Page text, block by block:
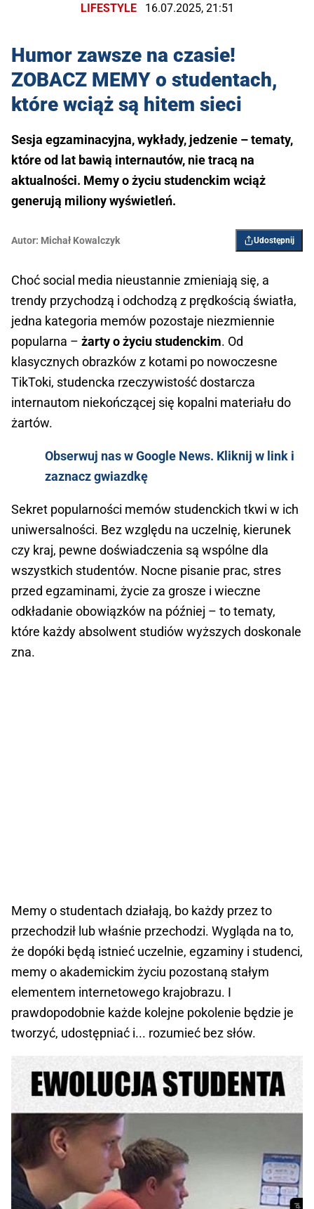
LIFESTYLE 16.07.2025, 21:51
Humor zawsze na czasie!
ZOBACZ MEMY o studentach,
które wciąż są hitem sieci
Sesja egzaminacyjna, wykłady, jedzenie – tematy,
które od lat bawią internautów, nie tracą na
aktualności. Memy o życiu studenckim wciąż
generują miliony wyświetleń.
Autor: Michał Kowalczyk Udostępnij
Choć social media nieustannie zmieniają się, a
trendy przychodzą i odchodzą z prędkością światła,
jedna kategoria memów pozostaje niezmiennie
popularna – żarty o życiu studenckim. Od
klasycznych obrazków z kotami po nowoczesne
TikToki, studencka rzeczywistość dostarcza
internautom niekończącej się kopalni materiału do
żartów.
Obserwuj nas w Google News. Kliknij w link i
zaznacz gwiazdkę
Sekret popularności memów studenckich tkwi w ich
uniwersalności. Bez względu na uczelnię, kierunek
czy kraj, pewne doświadczenia są wspólne dla
wszystkich studentów. Nocne pisanie prac, stres
przed egzaminami, życie za grosze i wieczne
odkładanie obowiązków na później – to tematy,
które każdy absolwent studiów wyższych doskonale
zna.
Memy o studentach działają, bo każdy przez to
przechodził lub właśnie przechodzi. Wygląda na to,
że dopóki będą istnieć uczelnie, egzaminy i studenci,
memy o akademickim życiu pozostaną stałym
elementem internetowego krajobrazu. I
prawdopodobnie każde kolejne pokolenie będzie je
tworzyć, udostępniać i... rozumieć bez słów.